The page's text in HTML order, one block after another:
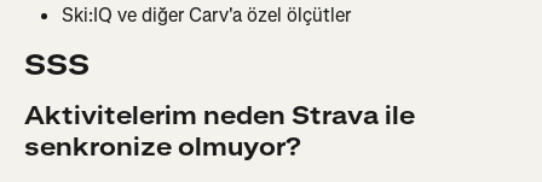
Ski:IQ ve diğer Carv'a özel ölçütler
SSS
Aktivitelerim neden Strava ile
senkronize olmuyor?